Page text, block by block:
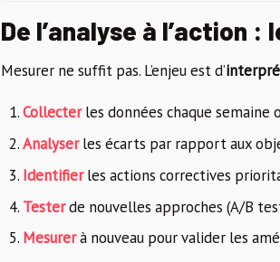
De l’analyse à l’action
Mesurer ne suffit pas. L’enjeu est d’
Collecterles données chaque semaine
Analyserles écarts par rapport aux
Identifierles actions correctives
Testerde nouvelles approches (A/B
Mesurerà nouveau pour valider les